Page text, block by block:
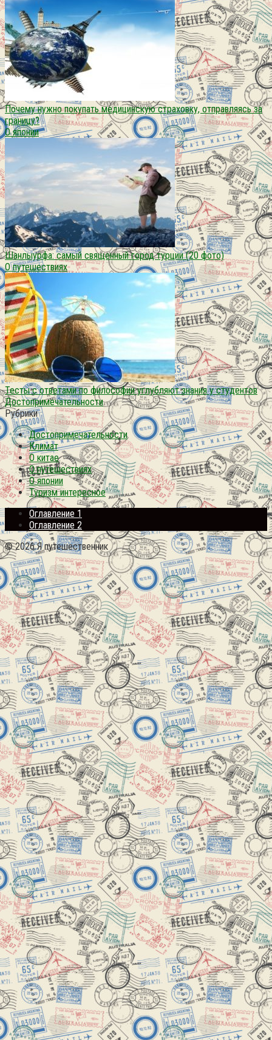
Почему нужно покупать медицинскую страховку, отправляясь за
границу?
О японии
Шанлыурфа: самый священный город турции (20 фото)
О путешествиях
Тесты с ответами по философии углубляют знания у студентов
Достопримечательности
Рубрики
Достопримечательности
Климат
О китае
О путешествиях
О японии
Туризм интересное
Оглавление 1
Оглавление 2
© 2026 Я путешественник